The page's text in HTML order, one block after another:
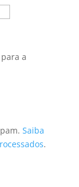
a
Saiba
.